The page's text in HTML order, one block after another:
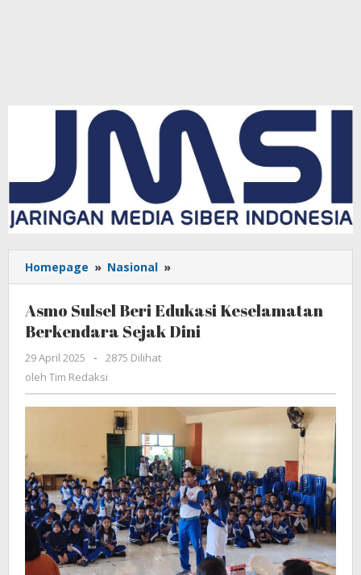
Homepage » Nasional »
Sulsel
Edukasi
Keselamatan
Asmo Sulsel Beri Edukasi Keselamatan
Berkendara Sejak Dini
29 April 2025
oleh
Tim
-
2875 Dilihat
oleh Tim Redaksi